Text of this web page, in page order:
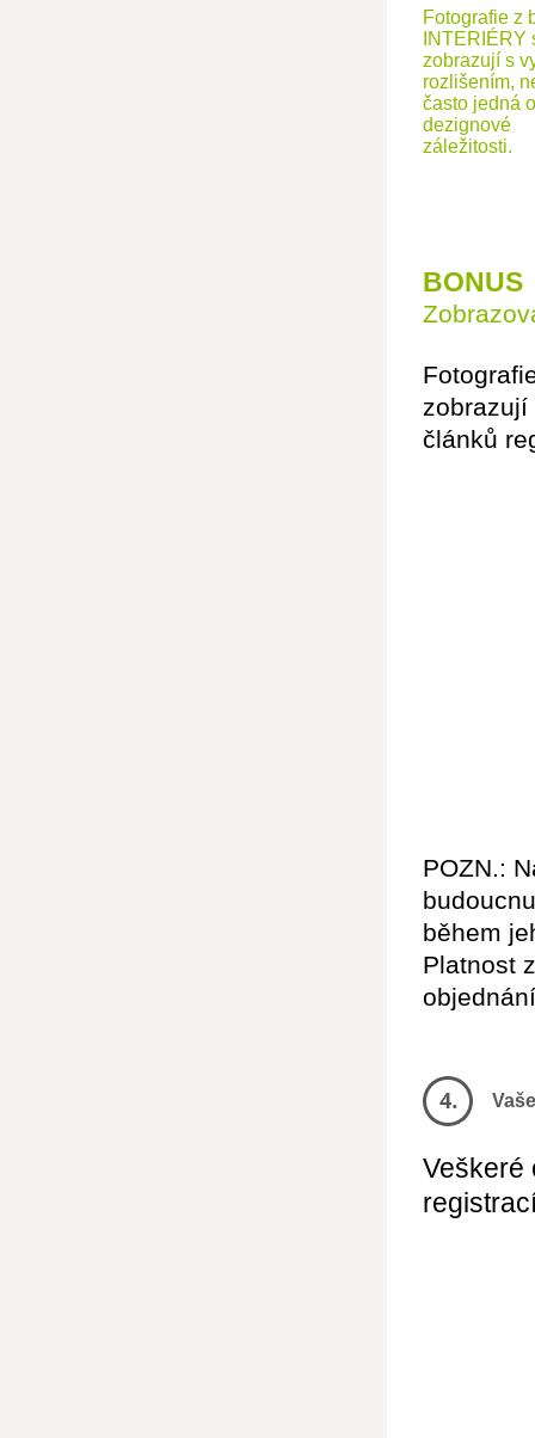
Fotografie z
INTERIÉRY
zobrazují s
rozlišením,
často jedná o
dezignové
záležitosti.
BONUS
zobrazují
článků
POZN.:
během
Platnost
Veškeré